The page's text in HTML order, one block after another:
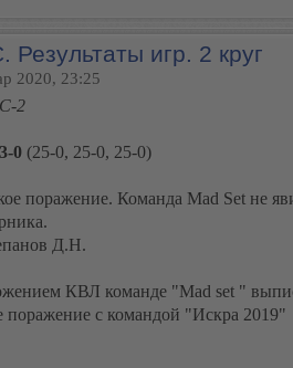
игр. 2 круг
2020, 23:25
2
0 (25-0, 25-0, 25-0)
поражение. Команда Mad Set не
Д.Н.
КВЛ команде "Mad set "
поражение с командой "Искра 2019"